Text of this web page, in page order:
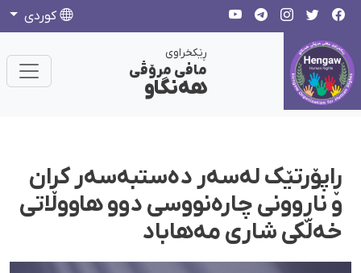
كوردی
ڕێکخراوی
مافی مرۆڤی
هەنگاو
ڕاپۆرتێک لەسەر دەستبەسەر کران
و ناڕوونی چارەنووسی دوو هاووڵاتی
خەڵکی شاری مەهاباد